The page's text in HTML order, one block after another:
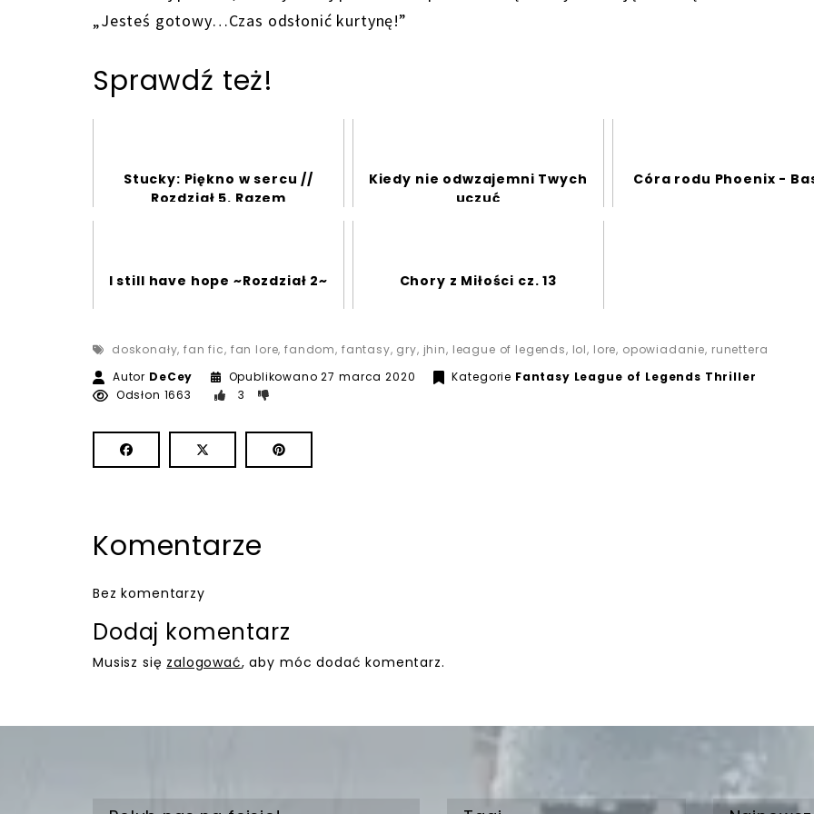
„Jesteś gotowy…Czas odsłonić kurtynę!”
Sprawdź też!
Stucky: Piękno w sercu //
Rozdział 5. Razem
Kiedy nie odwzajemni Twych
uczuć
Córa rodu Phoenix -
I still have hope ~Rozdział 2~ Chory z Miłości cz. 13
doskonały,fan fic, fan lore,fandom, fantasy, gry, jhin, league of legends, lol, lore, opowiadanie, runettera
Autor DeCey Opublikowano27 marca 2020 15 maja 2020
Kategorie Fantasy League of Legends Thriller
Odsłon 1663
3
Komentarze
Bez komentarzy
Dodaj komentarz
Musisz się zalogować, aby móc dodać komentarz.